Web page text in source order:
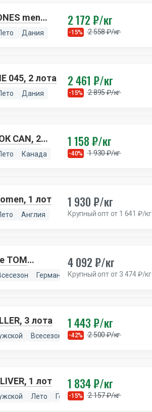
men
Дания
2 172 ₽/кг
-15% 2 558 ₽/кг
045, 2 лота
Дания
2 461 ₽/кг
-15% 2 895 ₽/кг
CAN, 2
Канада
1 158 ₽/кг
-40% 1 930 ₽/кг
1 лот
Англия
1 930 ₽/кг
Крупный опт от 1 641 ₽/кг
TOM
Германия
4 092 ₽/кг
Крупный опт от 3 474 ₽/кг
3 лота
Всесезон Европа
1 443 ₽/кг
-42% 2 500 ₽/кг
1 лот
Лето Германия
1 834 ₽/кг
-15% 2 157 ₽/кг